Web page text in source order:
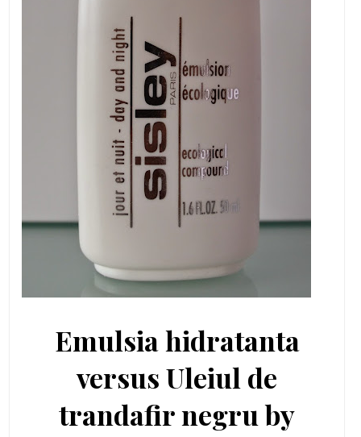
Emulsia hidratanta
versus Uleiul de
trandafir negru by